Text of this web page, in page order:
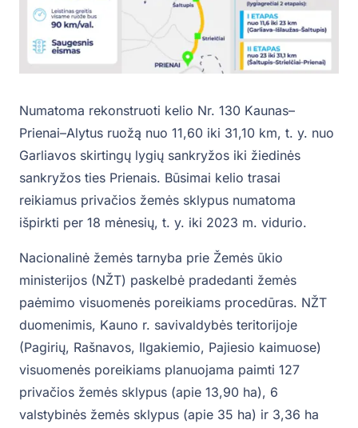
Numatoma rekonstruoti kelio Nr. 130 Kaunas–
Prienai–Alytus ruožą nuo 11,60 iki 31,10 km, t. y. nuo
Garliavos skirtingų lygių sankryžos iki žiedinės
sankryžos ties Prienais. Būsimai kelio trasai
reikiamus privačios žemės sklypus numatoma
išpirkti per 18 mėnesių, t. y. iki 2023 m. vidurio.
Nacionalinė žemės tarnyba prie Žemės ūkio
ministerijos (NŽT) paskelbė pradedanti žemės
paėmimo visuomenės poreikiams procedūras. NŽT
duomenimis, Kauno r. savivaldybės teritorijoje
(Pagirių, Rašnavos, Ilgakiemio, Pajiesio kaimuose)
visuomenės poreikiams planuojama paimti 127
privačios žemės sklypus (apie 13,90 ha), 6
valstybinės žemės sklypus (apie 35 ha) ir 3,36 ha